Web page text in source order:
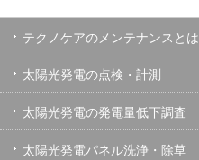
テクノケアのメンテナンスとは
太陽光発電の点検・計測
太陽光発電の発電量低下調査
太陽光発電パネル洗浄・除草